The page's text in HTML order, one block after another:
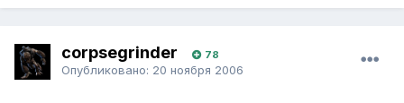
corpsegrinder 78
Опубликовано: 20 ноября 2006